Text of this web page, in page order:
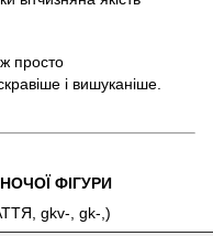
просто
і вишуканіше.
ФІГУРИ
gkv-, gk-,)